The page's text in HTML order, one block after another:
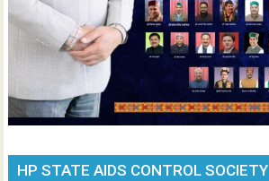
HP STATE AIDS CONTROL SOCIETY